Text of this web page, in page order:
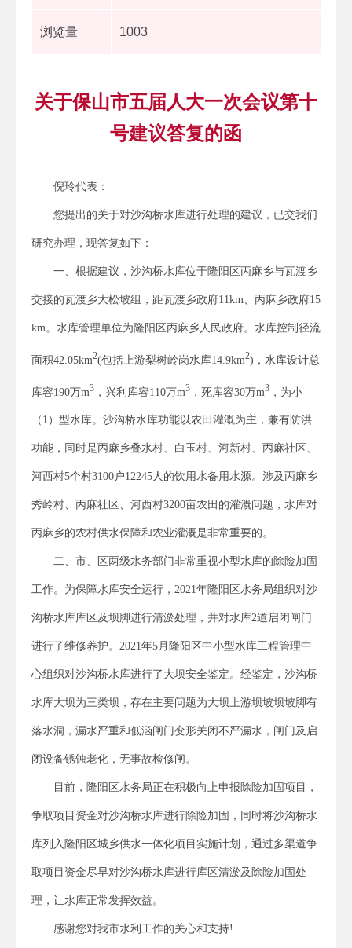
浏览量 1003
关于保山市五届人大一次会议第十
号建议答复的函
倪玲代表：
您提出的关于对沙沟桥水库进行处理的建议，已交我们
研究办理，现答复如下：
一、根据建议，沙沟桥水库位于隆阳区丙麻乡与瓦渡乡
交接的瓦渡乡大松坡组，距瓦渡乡政府11km、丙麻乡政府15
km。水库管理单位为隆阳区丙麻乡人民政府。水库控制径流
面积42.05km2(包括上游梨树岭岗水库14.9km2)，水库设计总
库容190万m3 ，兴利库容110万m3 ，死库容30万m3 ，为小
（1）型水库。沙沟桥水库功能以农田灌溉为主，兼有防洪
功能，同时是丙麻乡叠水村、白玉村、河新村、丙麻社区、
河西村5个村3100户12245人的饮用水备用水源。涉及丙麻乡
秀岭村、丙麻社区、河西村3200亩农田的灌溉问题，水库对
丙麻乡的农村供水保障和农业灌溉是非常重要的。
二、市、区两级水务部门非常重视小型水库的除险加固
工作。为保障水库安全运行，2021年隆阳区水务局组织对沙
沟桥水库库区及坝脚进行清淤处理，并对水库2道启闭闸门
进行了维修养护。2021年5月隆阳区中小型水库工程管理中
心组织对沙沟桥水库进行了大坝安全鉴定。经鉴定，沙沟桥
水库大坝为三类坝，存在主要问题为大坝上游坝坡坝坡脚有
落水洞，漏水严重和低涵闸门变形关闭不严漏水，闸门及启
闭设备锈蚀老化，无事故检修闸。
目前，隆阳区水务局正在积极向上申报除险加固项目，
争取项目资金对沙沟桥水库进行除险加固，同时将沙沟桥水
库列入隆阳区城乡供水一体化项目实施计划，通过多渠道争
取项目资金尽早对沙沟桥水库进行库区清淤及除险加固处
理，让水库正常发挥效益。
感谢您对我市水利工作的关心和支持!